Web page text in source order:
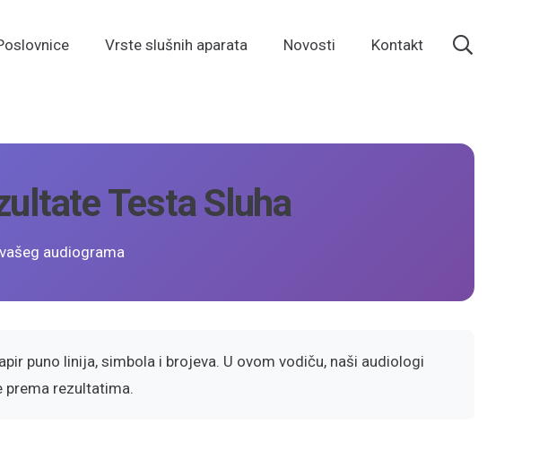
Vrste slušnih aparata Novosti Kontakt
Testa Sluha
audiograma
puno linija, simbola i brojeva. U ovom vodiču, naši audiologi
rezultatima.